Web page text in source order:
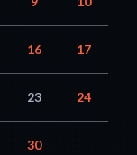
16 17
23 24
30